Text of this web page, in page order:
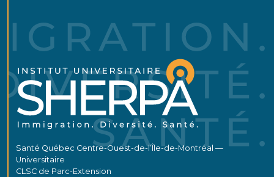
Santé Québec Centre-Ouest-de-l’Île-de-Montréal —
Universitaire
CLSC de Parc-Extension